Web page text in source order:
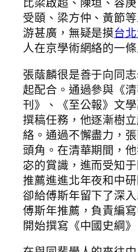
受頤、梁方仲、黃節
游甚廣，無疑是摸台
人在京學術網絡的一
張蔭麟很是善于向同
起配合。通過參與《
刊》、《至公報》文
撰稿任務，他逐漸樹
絡。通過不懈盡力，
頭角。在清華期間，
宓的賞識，進而受知
推薦進進北年夜和中
卻給傅斯年留下了深
傅斯年推薦，負責編
開始撰寫《中國史綱》